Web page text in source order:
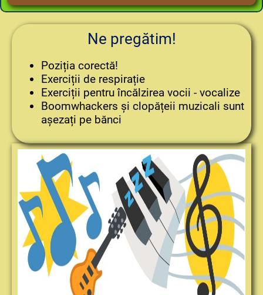
Ne pregătim!
Poziția corectă!
Exerciții de respirație
Exerciții pentru încălzirea vocii - vocalize
Boomwhackers și clopățeii muzicali sunt
așezați pe bănci